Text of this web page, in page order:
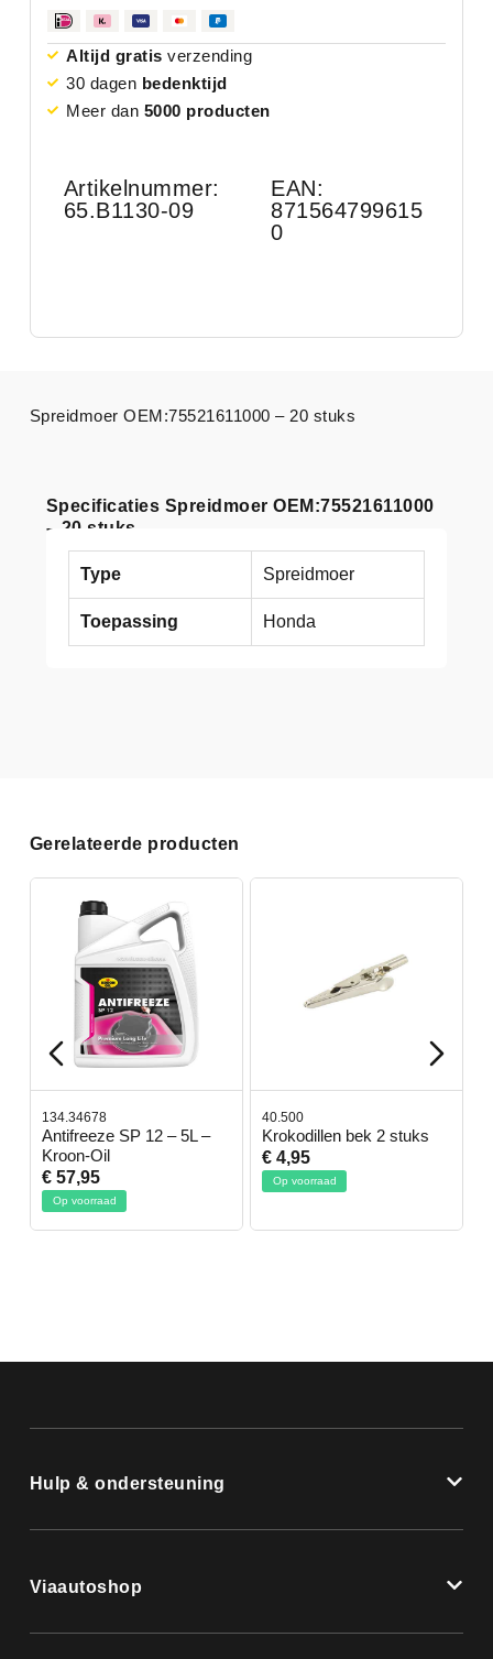
Altijd gratis verzending
30 dagen bedenktijd
Meer dan 5000 producten
Artikelnummer:
65.B1130-09
EAN:
871564799615
0
Specificaties Spreidmoer OEM:75521611000
– 20 stuks
Type Spreidmoer
Toepassing Honda
Spreidmoer OEM:75521611000 – 20 stuks
Gerelateerde producten
134.34678
Antifreeze SP 12 – 5L –
Kroon-Oil
€ 57,95
Op voorraad
40.500
Krokodillen bek 2 stuks
€ 4,95
Op voorraad
Hulp & ondersteuning
Viaautoshop